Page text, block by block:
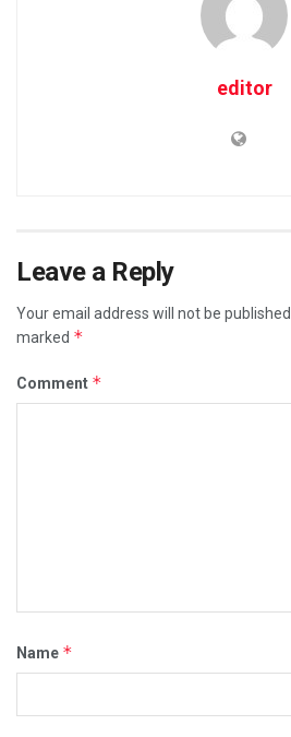
editor
Leave a Reply
Your email address will not be published.
marked *
Comment *
Name *